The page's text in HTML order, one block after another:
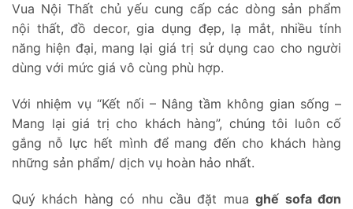
Vua Nội Thất chủ yếu cung cấp các dòng sản phẩm
nội thất, đồ decor, gia dụng đẹp, lạ mắt, nhiều tính
năng hiện đại, mang lại giá trị sử dụng cao cho người
dùng với mức giá vô cùng phù hợp.
Với nhiệm vụ “Kết nối – Nâng tầm không gian sống –
Mang lại giá trị cho khách hàng”, chúng tôi luôn cố
gắng nỗ lực hết mình để mang đến cho khách hàng
những sản phẩm/ dịch vụ hoàn hảo nhất.
Quý khách hàng có nhu cầu đặt muaghế sofa đơn